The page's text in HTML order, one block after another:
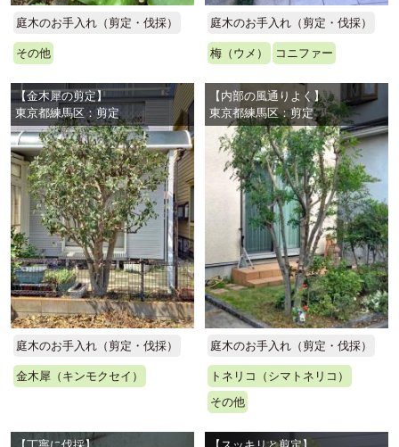
庭木のお手入れ（剪定・伐採）
その他
庭木のお手入れ（剪定・伐採）
梅（ウメ） コニファー
【金木犀の剪定】
東京都練馬区：剪定
庭木のお手入れ（剪定・伐採）
金木犀（キンモクセイ）
【内部の風通りよく】
東京都練馬区：剪定
庭木のお手入れ（剪定・伐採）
トネリコ（シマトネリコ）
その他